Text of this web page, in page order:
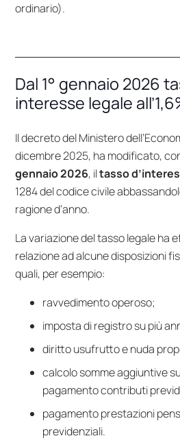
ordinario).
Dal 1° gennaio 2026
interesse legale
Ildecreto del Ministero
dicembre 2025, ha modificato,
gennaio 2026, iltasso
1284del codice civile
ragione d’anno.
La variazione del tasso legale ha
relazione ad alcune disposizioni
quali, per esempio:
ravvedimento operoso;
imposta di registro su più
diritto usufrutto e nuda
calcolo somme aggiuntive
pagamento contributi
pagamento prestazioni
previdenziali.